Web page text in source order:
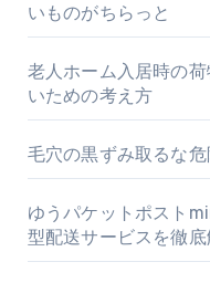
いものがちらっと
老人ホーム入居時の
いための考え方
毛穴の黒ずみ取るな
ゆうパケットポスト
型配送サービスを徹底